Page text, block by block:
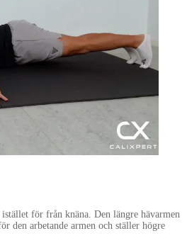
för från knäna. Den längre hävarmen
den arbetande armen och ställer högre